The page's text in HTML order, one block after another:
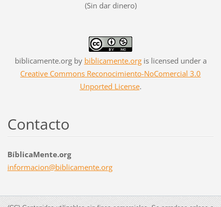
(Sin dar dinero)
biblicamente.orgby biblicamente.orgis licensed under a
Creative Commons Reconocimiento-NoComercial 3.0
Unported License.
Contacto
BíblicaMente.org
informacion@biblicamente.org